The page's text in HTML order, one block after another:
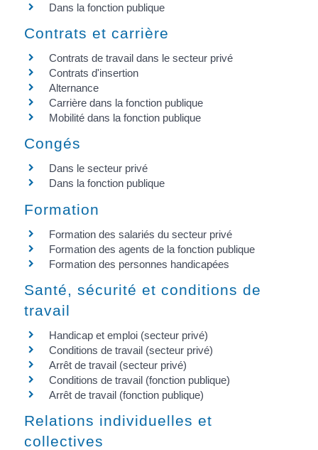
Dans la fonction publique
Contrats et carrière
Contrats de travail dans le secteur privé
Contrats d'insertion
Alternance
Carrière dans la fonction publique
Mobilité dans la fonction publique
Congés
Dans le secteur privé
Dans la fonction publique
Formation
Formation des salariés du secteur privé
Formation des agents de la fonction publique
Formation des personnes handicapées
Santé, sécurité et conditions de
travail
Handicap et emploi (secteur privé)
Conditions de travail (secteur privé)
Arrêt de travail (secteur privé)
Conditions de travail (fonction publique)
Arrêt de travail (fonction publique)
Relations individuelles et
collectives